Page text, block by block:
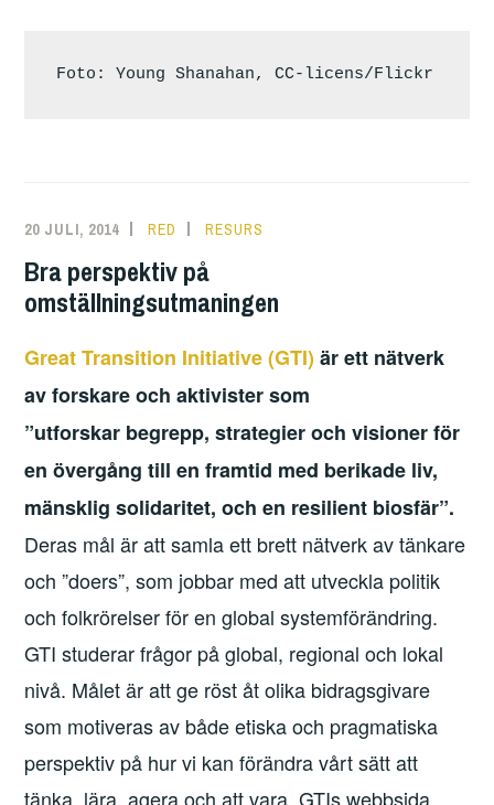
Foto: Young Shanahan, CC-licens/Flickr
20 JULI, 2014 RED RESURS
Bra perspektiv på
omställningsutmaningen
Great Transition Initiative (GTI) är ett nätverk
av forskare och aktivister som
”utforskar begrepp, strategier och visioner för
en övergång till en framtid med berikade liv,
mänsklig solidaritet, och en resilient biosfär”.
Deras mål är att samla ett brett nätverk av tänkare
och ”doers”, som jobbar med att utveckla politik
och folkrörelser för en global systemförändring.
GTI studerar frågor på global, regional och lokal
nivå. Målet är att ge röst åt olika bidragsgivare
som motiveras av både etiska och pragmatiska
perspektiv på hur vi kan förändra vårt sätt att
tänka, lära, agera och att vara. GTIs webbsida